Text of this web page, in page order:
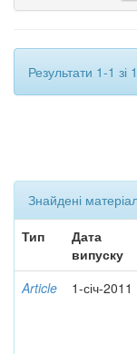
Результати 1-1
Знайдені
Тип
Дата
випуску
Article 1-січ-2011